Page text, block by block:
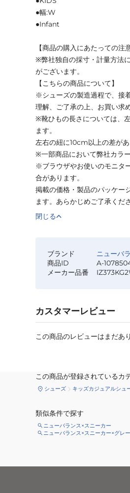
●幅:W
●Infant
【商品の購入にあたっての注
※弊社独自の採寸・計量方法
がございます。
【こちらの商品について】
※シューズの製造過程で、接
理解、ご了承の上、お買い求
※靴ひもの長さについては、
ます。
左右の紐に10cm以上の差が
※一部商品において弊社カラ
※ブラウザやお使いのモニタ
合があります。
掲載の価格・製品のパッケー
ます。あらかじめご了承くださ
閉じる
ブランド
ニューバ
商品ID
A-
メーカー品番
カスタマーレビュー
この商品のレビューはまだあ
この商品が登録されているカ
シューズ キッズカジュアルシュ
類似条件で探す
ニューバランス×スニーカー
ニューバランス×スニーカー×グレー